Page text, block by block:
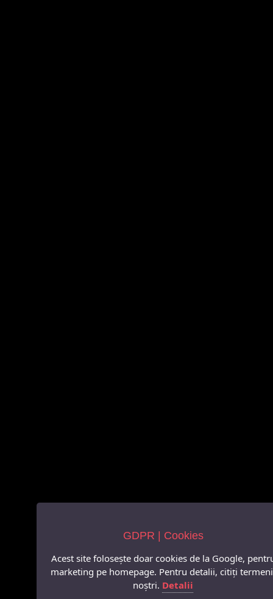
GDPR | Cookies
Acest site folosește doar cookies de la Google,
marketing pe homepage. Pentru detalii, citiți
noștri. Detalii